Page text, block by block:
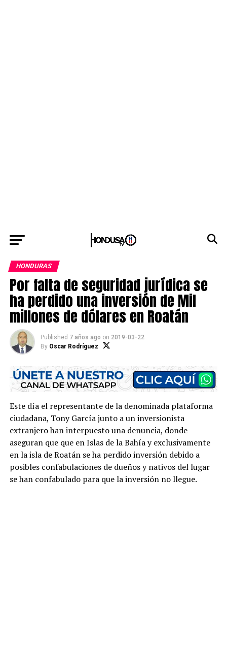
HONDURAS
Por falta de seguridad jurídica se
ha perdido una inversión de Mil
millones de dólares en Roatán
Published 7 años ago on 2019-03-22
By Oscar Rodríguez
Este día el representante de la denominada plataforma
ciudadana, Tony García junto a un inversionista
extranjero han interpuesto una denuncia, donde
aseguran que que en Islas de la Bahía y exclusivamente
en la isla de Roatán se ha perdido inversión debido a
posibles confabulaciones de dueños y nativos del lugar
se han confabulado para que la inversión no llegue.